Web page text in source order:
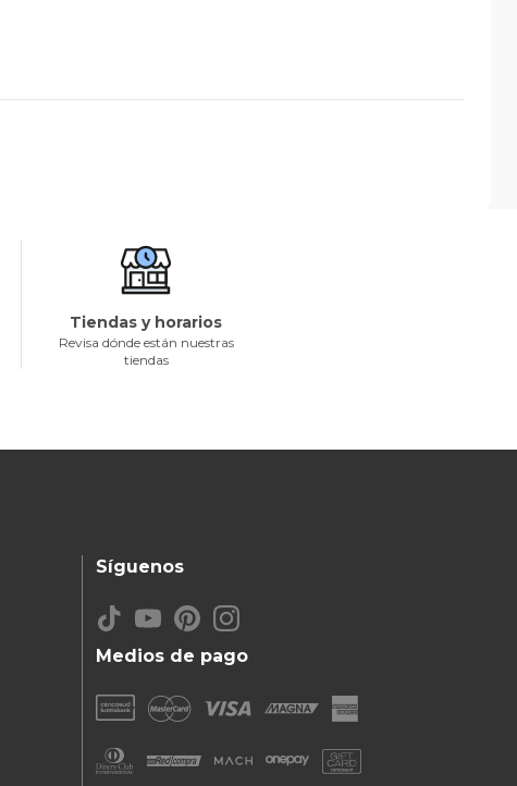
Tiendas y horarios
Revisa dónde están nuestras
tiendas
Medios de pago
Síguenos